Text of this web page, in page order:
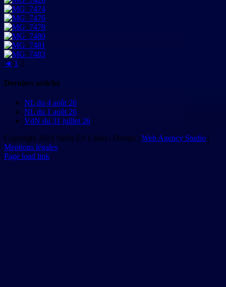
◄ 1 2
Derniers articles
NL du 4 août 26
NL du 1 août 26
VdN du 31 juillet 26
Copyright 2021 Stella ES Calais | Design : Web Agency Studio |
Mentions légales
Page load link